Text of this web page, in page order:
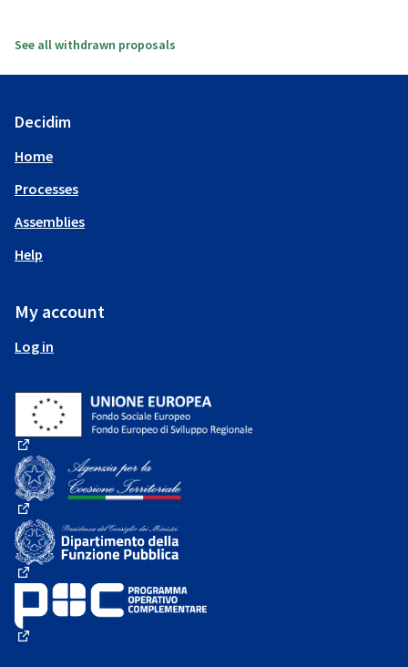
See all withdrawn proposals
Decidim
Home
Processes
Assemblies
Help
My account
Log in
(External link)
(External link)
(External link)